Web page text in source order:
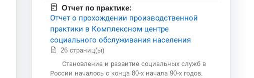
Отчет по практике:
Отчет о прохождении производственной
практики в Комплексном центре
социального обслуживания населения
26 страниц(ы)
Становление и развитие социальных служб в
России началось с конца 80-х начала 90-х годов.